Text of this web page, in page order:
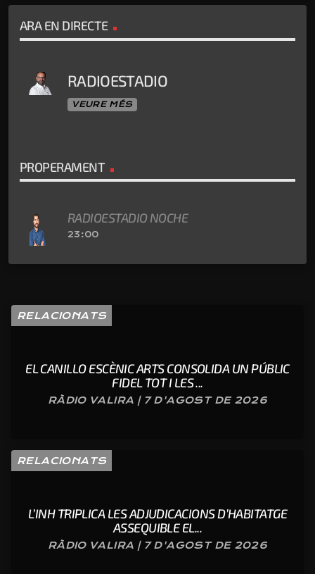
ARA EN DIRECTE
RADIOESTADIO
VEURE MÉS
PROPERAMENT
RADIOESTADIO NOCHE
23:00
RELACIONATS
EL CANILLO ESCÈNIC ARTS CONSOLIDA UN PÚBLIC
FIDEL TOT I LES ...
RÀDIO VALIRA | 7 D'AGOST DE 2026
RELACIONATS
L’INH TRIPLICA LES ADJUDICACIONS D’HABITATGE
ASSEQUIBLE EL...
RÀDIO VALIRA | 7 D'AGOST DE 2026